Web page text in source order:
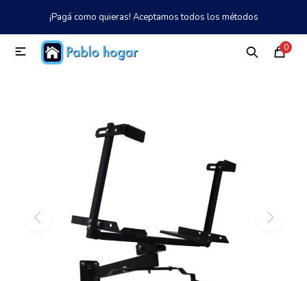
¡Pagá como quieras! Aceptamos todos los métodos
0

MI CUENTA
Catálogo Tienda 097 997 042
Tecnología
Electrodomésticos